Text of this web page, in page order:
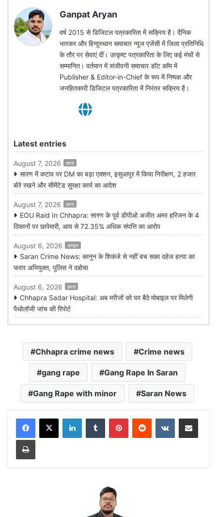
Ganpat Aryan
वर्ष 2015 से डिजिटल पत्रकारिता में सक्रिय है। दैनिक
भास्कर और हिन्दुस्थान समाचार न्यूज एजेंसी में जिला प्रतिनिधि
के तौर पर सेवाएं दीं। उत्कृष्ट पत्रकारिता के लिए कई मंचों से
सम्मानित। वर्तमान में संजीवनी समाचार डॉट कॉम में
Publisher & Editor-in-Chief के रूप में निष्पक्ष और
जनहितकारी डिजिटल पत्रकारिता में निरंतर सक्रिय है।
Latest entries
August 7, 2026 छपरा
सारण में कटाव पर DM का बड़ा एक्शन, इसुआपुर में किया निरीक्षण, 2 हजार
बोरे रखने और सीमेंटेड सुरक्षा कार्य का आदेश
August 7, 2026 छपरा
EOU Raid In Chhapra: सारण के पूर्व डीपीओ अजीत अमर हरिजन के 4
ठिकानों पर छापेमारी, आय से 72.35% अधिक संपत्ति का आरोप
August 6, 2026 क्राइम
Saran Crime News: कानून के शिकंजे से नहीं बच सका दहेज हत्या का
फरार अभियुक्त, पुलिस ने दबोचा
August 6, 2026 छपरा
Chhapra Sadar Hospital: अब मरीजों को घर बैठे मोबाइल पर मिलेगी
पैथोलॉजी जांच की रिपोर्ट
Chhapra crime news Crime news
gang rape Gang Rape In Saran
Gang Rape with minor Saran News
LinkedInTumblr PinterestReddit VKontakteShare via Email
Print